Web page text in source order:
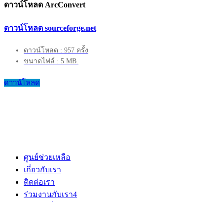
ดาวน์โหลด ArcConvert
ดาวน์โหลด sourceforge.net
ดาวน์โหลด : 957 ครั้ง
ขนาดไฟล์ : 5 MB.
ดาวน์โหลด
ศูนย์ช่วยเหลือ
เกี่ยวกับเรา
ติดต่อเรา
ร่วมงานกับเรา4